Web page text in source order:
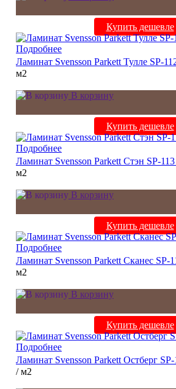
Купить дешевле
Подробнее
Ламинат Svensson Parkett Тулле SP-
м2
В корзину
Купить дешевле
Подробнее
Ламинат Svensson Parkett Стэн SP-113
м2
В корзину
Купить дешевле
Подробнее
Ламинат Svensson Parkett Сканес SP-
м2
В корзину
Купить дешевле
Подробнее
Ламинат Svensson Parkett Остберг SP-
/ м2